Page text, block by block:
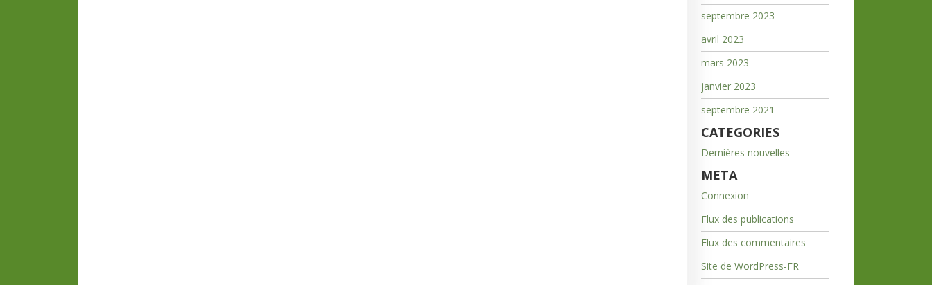
septembre 2023
avril 2023
mars 2023
janvier 2023
septembre 2021
CATEGORIES
Dernières nouvelles
META
Connexion
Flux des publications
Flux des commentaires
Site de WordPress-FR